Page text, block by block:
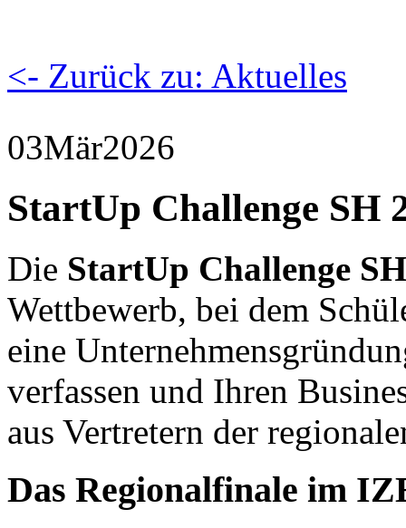
<- Zurück zu: Aktuelles
03Mär2026
StartUp Challenge SH
Die StartUp Challenge
Wettbewerb, bei dem
eine
verfassen und Ihren
aus Vertretern der
Das Regionalfinale im